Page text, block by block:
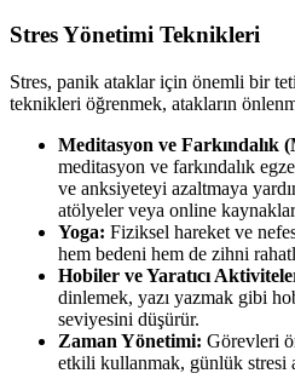
Stres Yönetimi Teknikleri
Stres, panik ataklar için önemli bir
teknikleri öğrenmek, atakların
Meditasyon ve Farkındalık
meditasyon ve farkındalık
ve anksiyeteyi azaltmaya
atölyeler veya online
Yoga: Fiziksel hareket ve
hem bedeni hem de zihni
Hobiler ve Yaratıcı
dinlemek, yazı yazmak gibi
seviyesini düşürür.
Zaman Yönetimi: Görevleri
etkili kullanmak, günlük stresi